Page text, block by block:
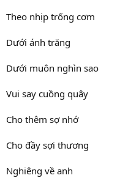
Theo nhịp trống cơm
Dưới ánh trăng
Dưới muôn nghìn sao
Vui say cuồng quây
Cho thêm sợ nhớ
Cho đầy sợi thương
Nghiêng về anh